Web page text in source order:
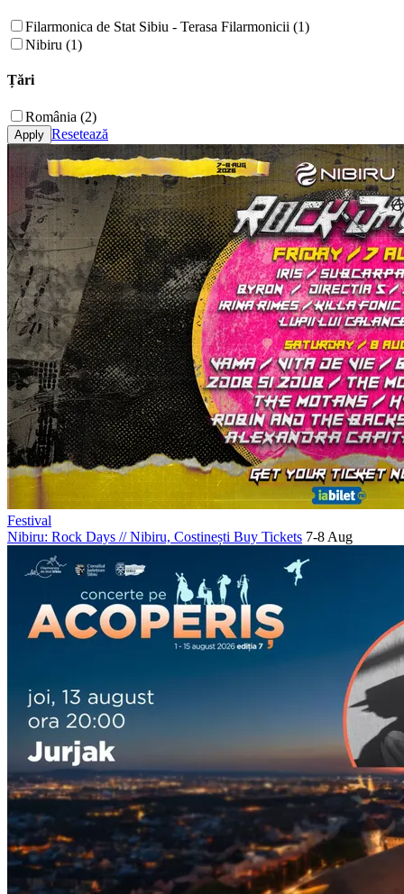
Filarmonica de Stat Sibiu - Terasa Filarmonicii (1)
Nibiru (1)
Țări
România (2)
Resetează
Festival
Nibiru: Rock Days //Nibiru, Costinești Buy Tickets 7-8 Aug